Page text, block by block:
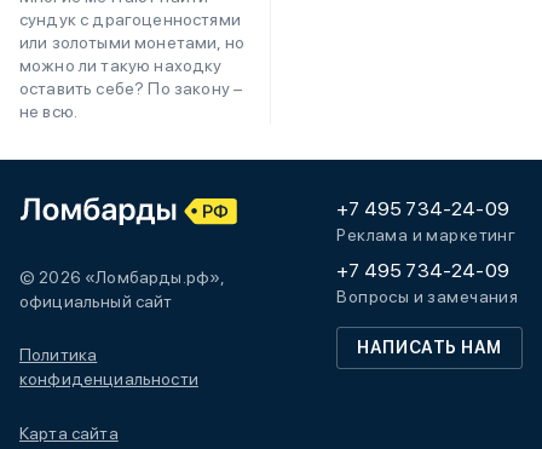
сундук с драгоценностями
или золотыми монетами, но
можно ли такую находку
оставить себе? По закону –
не всю.
© 2026 «Ломбарды.рф»,
официальный сайт
Политика
конфиденциальности
Карта сайта
+7 495 734-24-09
Реклама и маркетинг
+7 495 734-24-09
Вопросы и замечания
НАПИСАТЬ НАМ